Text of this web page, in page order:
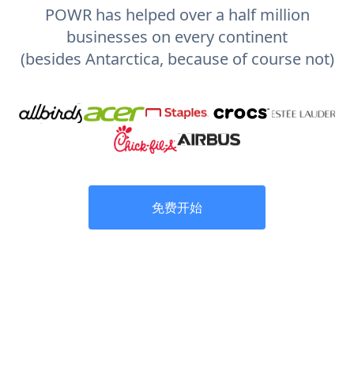
POWR has helped over a half million
businesses on every continent
(besides Antarctica, because of course not)
免费开始